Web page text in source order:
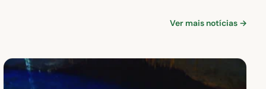
Ver mais notícias →